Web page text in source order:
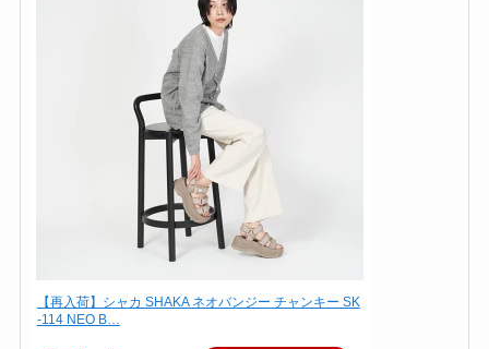
【再入荷】シャカ SHAKA ネオバンジー チャンキー SK
-114 NEO B…